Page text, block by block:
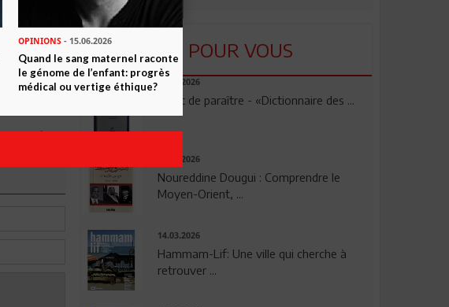
LU POUR VOUS
23.04.2026
Vient de paraître - «Dictionnaire des ...
17.03.2026
Noureddine Dougui : Comprendre le
Moyen-Orient, ...
14.03.2026
Hammam-Lif: Une ville qui cherche à
retrouver ...
OPINIONS- 15.06.2026
Quand le sang maternel raconte
le génome de l’enfant: progrès
médical ou vertige éthique?